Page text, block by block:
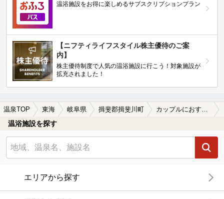
温浴施設をお得に楽しめるサブスクリプションプラン
【ニフティライフスタイル株主優待のご案
内】
株主優待制度で人気の温浴施設に行こう！対象施設が
拡充されました！
温泉TOP 東海 岐阜県 揖斐郡揖斐川町 カップルにおすすめの揖斐郡揖斐川町の温泉、日帰り温泉、スーパー銭湯おすすめ
温浴施設を探す
エリアから探す